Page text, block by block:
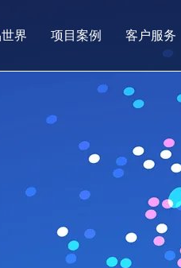
界 项目案例 客户服务